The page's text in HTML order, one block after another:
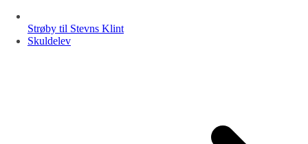
Strøby til Stevns Klint
Skuldelev